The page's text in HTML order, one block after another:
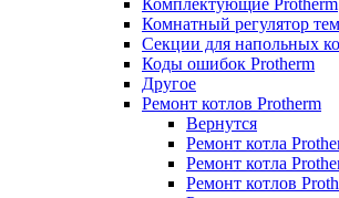
Комплектующие Protherm
Комнатный регулятор
Секции для напольных
Коды ошибок Protherm
Другое
Ремонт котлов Protherm
Вернутся
Ремонт котла
Ремонт котла
Ремонт котлов